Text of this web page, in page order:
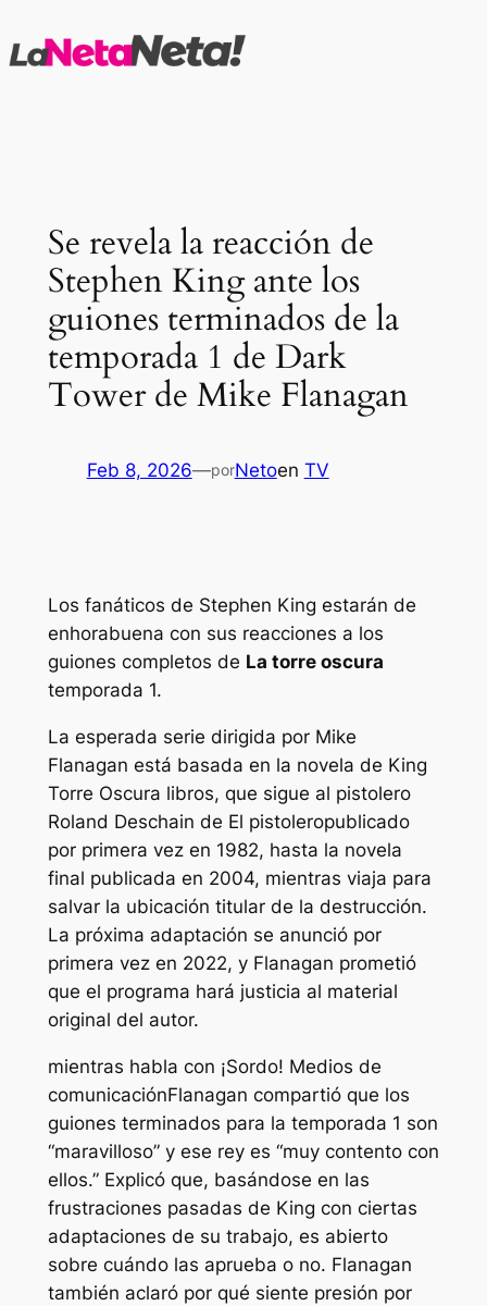
al
Se revela la reacción de
Stephen King ante los
guiones terminados de la
temporada 1 de Dark
Tower de Mike Flanagan
Feb 8, 2026—porNetoen TV
Los fanáticos de Stephen King estarán de
enhorabuena con sus reacciones a los
guiones completos de La torre oscura
temporada 1.
La esperada serie dirigida por Mike
Flanagan está basada en la novela de King
Torre Oscura libros, que sigue al pistolero
Roland Deschain de El pistoleropublicado
por primera vez en 1982, hasta la novela
final publicada en 2004, mientras viaja para
salvar la ubicación titular de la destrucción.
La próxima adaptación se anunció por
primera vez en 2022, y Flanagan prometió
que el programa hará justicia al material
original del autor.
mientras habla con ¡Sordo! Medios de
comunicaciónFlanagan compartió que los
guiones terminados para la temporada 1 son
“maravilloso”y ese rey es “muy contento con
ellos.” Explicó que, basándose en las
frustraciones pasadas de King con ciertas
adaptaciones de su trabajo, es abierto
sobre cuándo las aprueba o no. Flanagan
también aclaró por qué siente presión por